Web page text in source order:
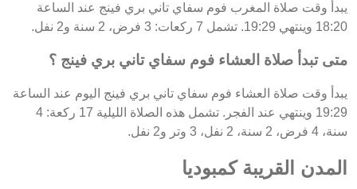
يبدأ وقت صلاة المغرب فوم سفاي تاني بري فينج عند الساعة
18:20 وينتهي 19:29. تشمل 7 ركعات: 3 فرض، 2 سنة و2 نفل.
متى تبدأ صلاة العشاء فوم سفاي تاني بري فينج ؟
يبدأ وقت صلاة العشاء فوم سفاي تاني بري فينج اليوم عند الساعة
19:29 وينتهي عند الفجر. تشمل هذه الصلاة الليلية 17 ركعة: 4
سنة، 4 فرض، 2 سنة، 2 نفل، 3 وتر و2 نفل.
المدن القريبة كمبوديا